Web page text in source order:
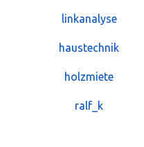
linkanalyse
haustechnik
holzmiete
ralf_k